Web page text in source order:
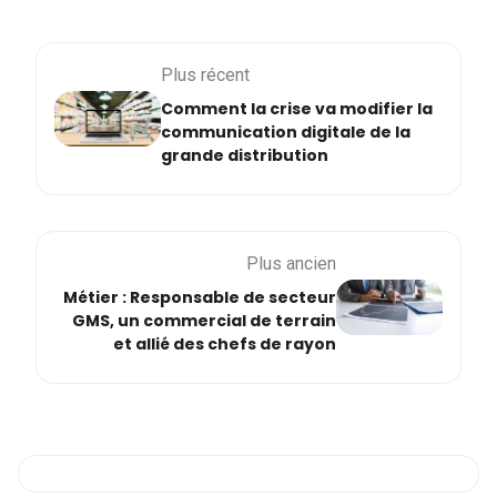
Plus récent
Comment la crise va modifier la
communication digitale de la
grande distribution
Plus ancien
Métier : Responsable de secteur
GMS, un commercial de terrain
et allié des chefs de rayon